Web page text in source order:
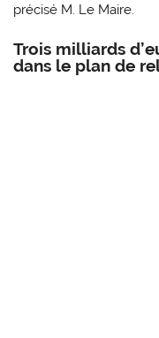
précisé M. Le Maire.
Trois milliards
dans le plan de